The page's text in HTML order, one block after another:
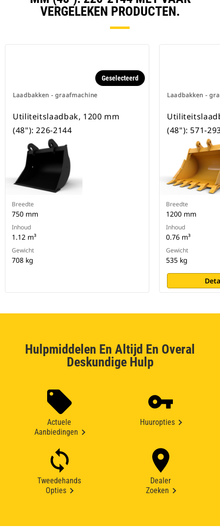
graafmachines op rupsbanden en
VERGELEKEN PRODUCTEN.
Laadbakken - graafmachine
Geselecteerd
Utiliteitslaadbak, 1200 mm
(48"): 226-2144
Breedte
750 mm
Inhoud
1.12 m³
Gewicht
708 kg
Laadbakken -
(48"): 571-
Breedte
1200 mm
Inhoud
0.76 m³
Gewicht
535 kg
Hulpmiddelen En Altijd En Overal
Deskundige Hulp
Actuele
Aanbiedingen
Huuropties
Tweedehands
Opties
Dealer
Zoeken